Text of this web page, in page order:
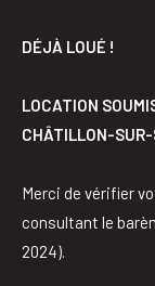
DÉJÀ LOUÉ !
LOCATION
CHÂTILLON-
Merci de vérifier
consultant le
2024).